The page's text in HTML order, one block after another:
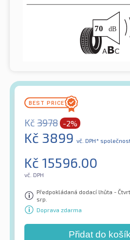
Kč 3978 -2%
Kč 3899 vč. DPH*
Kč 15596.00
vč. DPH
Předpokládaná dodací lhůta -
srp.
Doprava zdarma
Přidat do